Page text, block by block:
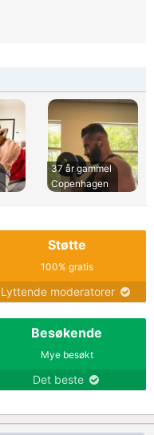
37 år gammel
Copenhagen
Støtte
100% gratis
Lyttende moderatorer
Besøkende
Mye besøkt
Det beste